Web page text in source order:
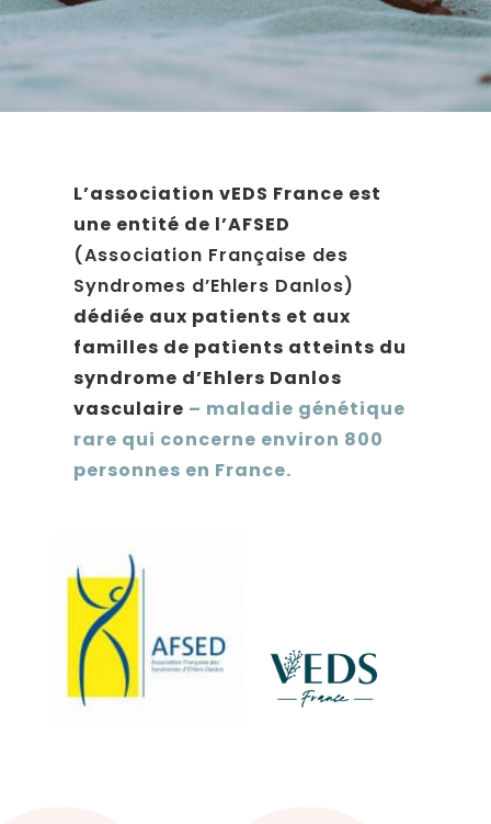
L’association vEDS France est
une entité de l’AFSED
(Association Française des
Syndromes d’Ehlers Danlos)
dédiée aux patients et aux
familles de patients atteints du
syndrome d’Ehlers Danlos
vasculaire – maladie génétique
rare qui concerne environ 800
personnes en France.